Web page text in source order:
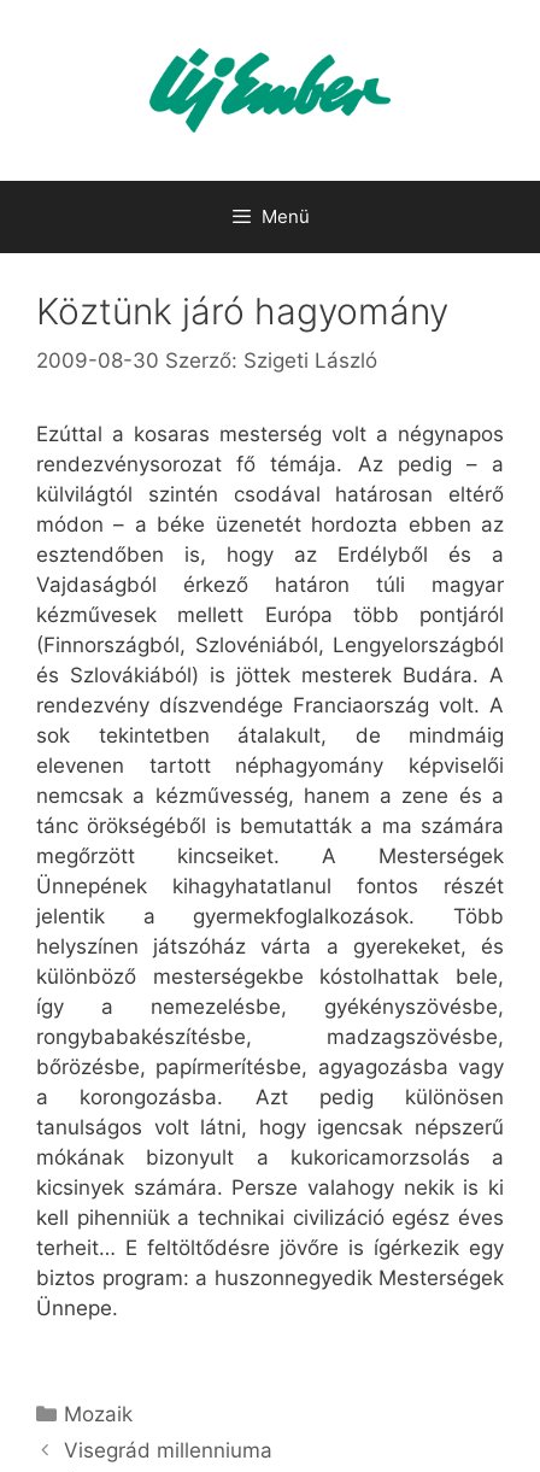
Menü
Köztünk járó hagyomány
2009-08-30 Szerző: Szigeti László
Ezúttal a kosaras mesterség volt a négynapos
rendezvénysorozat fő témája. Az pedig – a
külvilágtól szintén csodával határosan eltérő
módon – a béke üzenetét hordozta ebben az
esztendőben is, hogy az Erdélyből és a
Vajdaságból érkező határon túli magyar
kézművesek mellett Európa több pontjáról
(Finnországból, Szlovéniából, Lengyelországból
és Szlovákiából) is jöttek mesterek Budára. A
rendezvény díszvendége Franciaország volt. A
sok tekintetben átalakult, de mindmáig
elevenen tartott néphagyomány képviselői
nemcsak a kézművesség, hanem a zene és a
tánc örökségéből is bemutatták a ma számára
megőrzött kincseiket. A Mesterségek
Ünnepének kihagyhatatlanul fontos részét
jelentik a gyermekfoglalkozások. Több
helyszínen játszóház várta a gyerekeket, és
különböző mesterségekbe kóstolhattak bele,
így a nemezelésbe, gyékényszövésbe,
rongybabakészítésbe, madzagszövésbe,
bőrözésbe, papírmerítésbe, agyagozásba vagy
a korongozásba. Azt pedig különösen
tanulságos volt látni, hogy igencsak népszerű
mókának bizonyult a kukoricamorzsolás a
kicsinyek számára. Persze valahogy nekik is ki
kell pihenniük a technikai civilizáció egész éves
terheit… E feltöltődésre jövőre is ígérkezik egy
biztos program: a huszonnegyedik Mesterségek
Ünnepe.
Kategória
Mozaik
Visegrád millenniuma